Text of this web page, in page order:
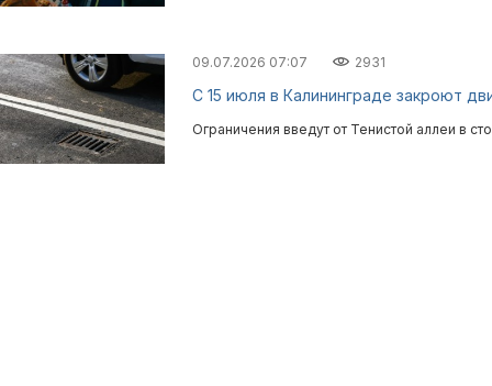
09.07.2026 07:07 2931
С 15 июля в Калининграде закроют
Ограничения введут от Тенистой аллеи в